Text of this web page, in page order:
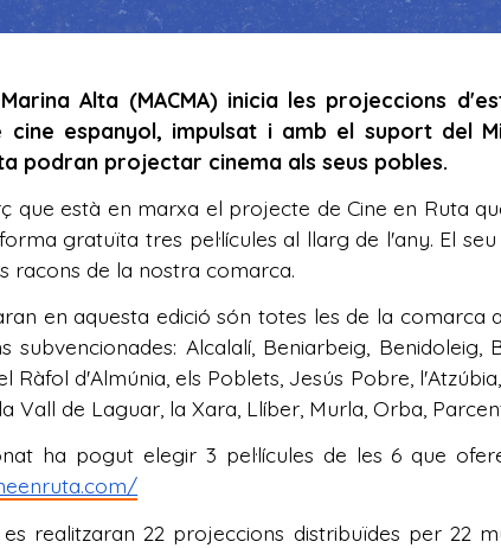
Alta (MACMA) inicia les projeccions
espanyol, impulsat i amb el suport del
podran projectar cinema als seus pobles.
que està en marxa el projecte de Cine en Ruta
gratuïta tres pel·lícules al llarg de l'any. El
racons de la nostra comarca.
en aquesta edició són totes les de la comarca
Alcalalí, Beniarbeig, Benidoleig,
Ràfol d'Almúnia, els Poblets, Jesús Pobre,
Vall de Laguar, la Xara, Llíber, Murla, Orba,
ha pogut elegir 3 pel·lícules de les 6 que
realitzaran 22 projeccions distribuïdes per 22